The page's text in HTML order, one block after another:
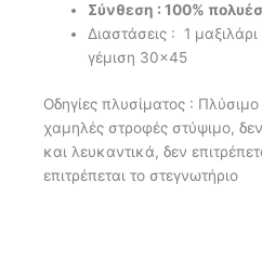
Σύνθεση : 100%
Διαστάσεις : 1
γέμιση 30×45
Οδηγίες πλυσίματος :
χαμηλές στροφές στύψιμο,
και λευκαντικά, δεν
επιτρέπεται το στεγνωτήριο